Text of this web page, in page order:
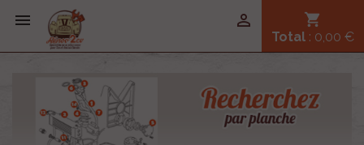
 shopping_cart
Total : 0,00 €
